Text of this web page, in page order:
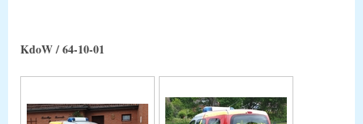
KdoW / 64-10-01